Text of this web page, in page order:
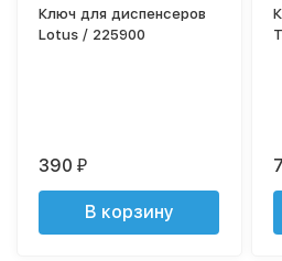
Ключ для диспенсеров
Lotus / 225900
390₽
В корзину